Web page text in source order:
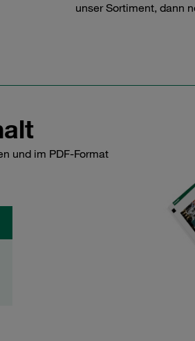
unser Sortiment, dann
und im PDF-Format